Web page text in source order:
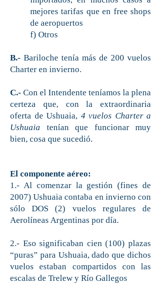
mejores tarifas que en free shops
de aeropuertos
f) Otros
B.- Bariloche tenía más de 200 vuelos
Charter en invierno.
C.- Con el Intendente teníamos la plena
certeza que, con la extraordinaria
oferta de Ushuaia, 4 vuelos Charter a
Ushuaia tenían que funcionar muy
bien, cosa que sucedió.
El componente aéreo:
1.- Al comenzar la gestión (fines de
2007) Ushuaia contaba en invierno con
sólo DOS (2) vuelos regulares de
Aerolíneas Argentinas por día.
2.- Eso significaban cien (100) plazas
“puras” para Ushuaia, dado que dichos
vuelos estaban compartidos con las
escalas de Trelew y Río Gallegos